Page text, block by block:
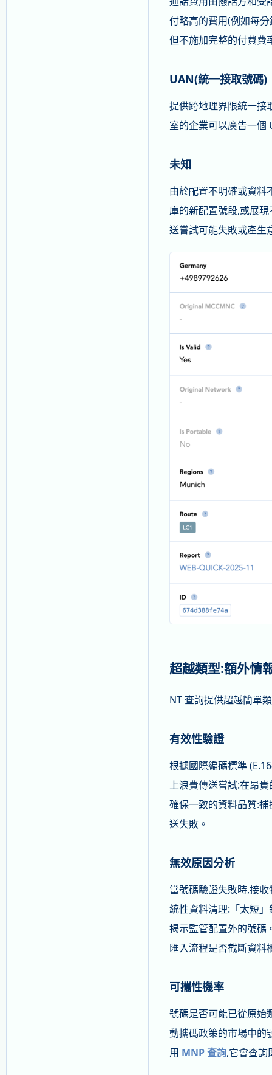
付略高的費用(例如每
但不施加完整的付費費
UAN(統一接取號碼)
提供跨地理界限統一接
室的企業可以廣告一個
未知
由於配置不明確或資料
庫的新配置號段,或展
送嘗試可能失敗或產生
超越類型:額外情
NT 查詢提供超越簡單
有效性驗證
根據國際編碼標準
上浪費傳送嘗試:在昂
確保一致的資料品質:
送失敗。
無效原因分析
當號碼驗證失敗時,接
統性資料清理:「太短
揭示監管配置外的號碼
匯入流程是否截斷資料
可攜性機率
號碼是否可能已從原始
動攜碼政策的市場中的
用 MNP 查詢,它會查詢